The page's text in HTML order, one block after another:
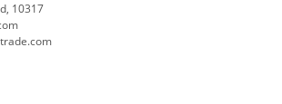
10317